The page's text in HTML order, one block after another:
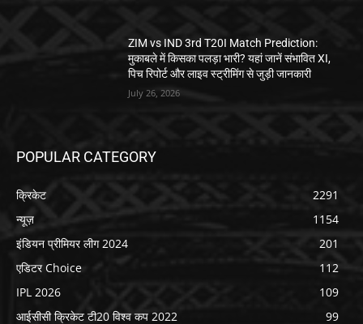
ZIM vs IND 3rd T20I Match Prediction:
मुकाबले में किसका पलड़ा भारी? यहां जानें संभावित XI,
पिच रिपोर्ट और लाइव स्ट्रीमिंग से जुड़ी जानकारी
July 26, 2026
POPULAR CATEGORY
क्रिकेट
2291
न्यूज़
1154
इंडियन प्रीमियर लीग 2024
201
एडिटर Choice
112
IPL 2026
109
आईसीसी क्रिकेट टी20 विश्व कप 2022
99